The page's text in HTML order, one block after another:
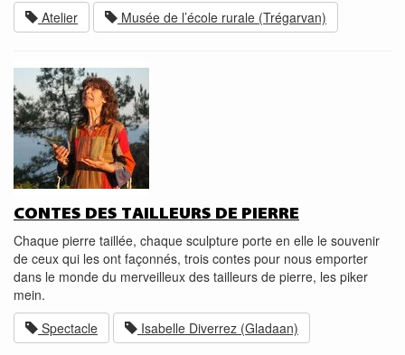
Atelier
Musée de l’école rurale (Trégarvan)
CONTES DES TAILLEURS DE PIERRE
Chaque pierre taillée, chaque sculpture porte en elle le souvenir
de ceux qui les ont façonnés, trois contes pour nous emporter
dans le monde du merveilleux des tailleurs de pierre, les piker
mein.
Spectacle
Isabelle Diverrez (Gladaan)